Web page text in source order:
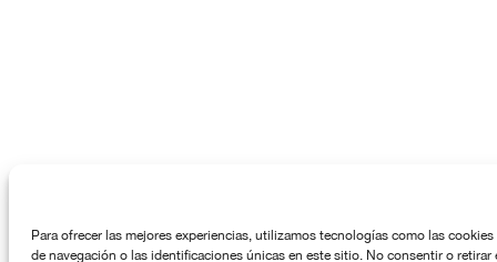
Para ofrecer las mejores experiencias, utilizamos tecnologías como las
de navegación o las identificaciones únicas en este sitio. No consentir o